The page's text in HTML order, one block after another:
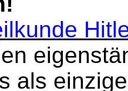
als